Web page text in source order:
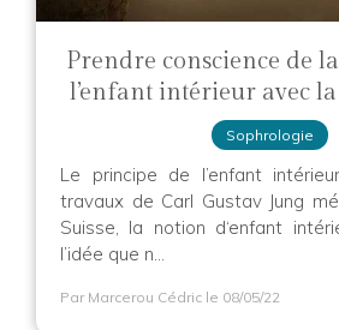
Prendre conscience de
l’enfant intérieur avec
Sophrologie
Le principe de l’enfant
travaux de Carl Gustav Jung
Suisse, la notion d‘enfant
l’idée que n...
Par Marcerou Cédric le 08/05/22